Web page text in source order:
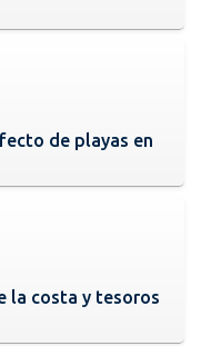
de playas en
la costa y tesoros